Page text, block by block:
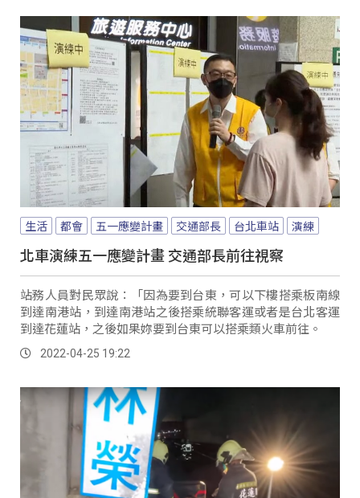
生活 都會 五一應變計畫 交通部長 台北車站 演練
北車演練五一應變計畫 交通部長前往視察
站務人員對民眾說：「因為要到台東，可以下樓搭乘板南線
到達南港站，到達南港站之後搭乘統聯客運或者是台北客運
到達花蓮站，之後如果妳要到台東可以搭乘類火車前往。
2022-04-25 19:22